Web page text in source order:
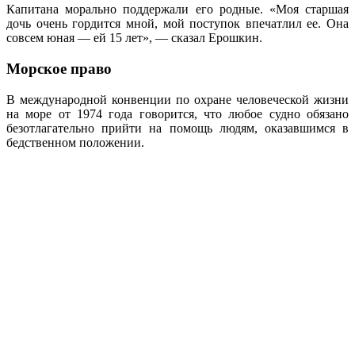
Капитана морально поддержали его родные. «Моя старшая
дочь очень гордится мной, мой поступок впечатлил ее. Она
совсем юная — ей 15 лет», — сказал Ерошкин.
Морское право
В международной конвенции по охране человеческой жизни
на море от 1974 года говорится, что любое судно обязано
безотлагательно прийти на помощь людям, оказавшимся в
бедственном положении.